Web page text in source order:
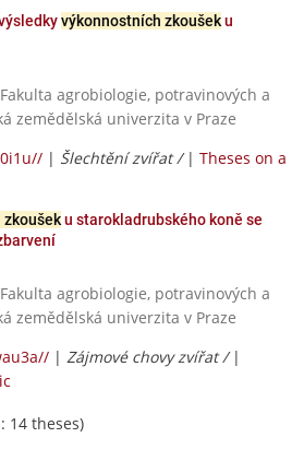
výkonnostních zkoušeku
agrobiologie, potravinových a
zemědělská univerzita v Praze
| Šlechtění zvířat / | Theses on a
zkoušeku starokladrubského koně se
agrobiologie, potravinových a
zemědělská univerzita v Praze
| Zájmové chovy zvířat / |
14 theses)